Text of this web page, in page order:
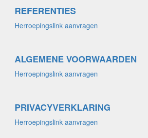
REFERENTIES
Herroepingslink aanvragen
ALGEMENE VOORWAARDEN
Herroepingslink aanvragen
PRIVACYVERKLARING
Herroepingslink aanvragen